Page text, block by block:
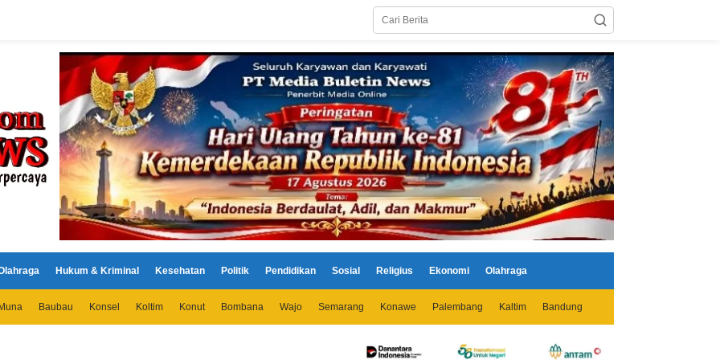
Hukum & Kriminal Kesehatan Politik Pendidikan Sosial Religius Ekonomi Olahraga
Baubau Konsel Koltim Konut Bombana Wajo Semarang Konawe Palembang Kaltim Bandung